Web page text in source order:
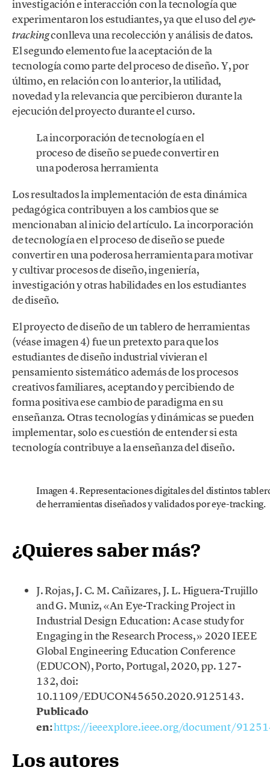
investigación e interacción con la tecnología que
experimentaron los estudiantes, ya que el uso deleye-
trackingconlleva una recolección y análisis de datos.
El segundo elemento fue la aceptación de la
tecnología como parte del proceso de diseño. Y, por
último, en relación con lo anterior, la utilidad,
novedad y la relevancia que percibieron durante la
ejecución del proyecto durante el curso.
La incorporación de tecnología en el
proceso de diseño se puede convertir en
una poderosa herramienta
Los resultados la implementación de esta dinámica
pedagógica contribuyen a los cambios que se
mencionaban al inicio del artículo. La incorporación
de tecnología en el proceso de diseño se puede
convertir en una poderosa herramienta para motivar
y cultivar procesos de diseño, ingeniería,
investigación y otras habilidades en los estudiantes
de diseño.
El proyecto de diseño de un tablero de herramientas
(véase imagen 4) fue un pretexto para que los
estudiantes de diseño industrial vivieran el
pensamiento sistemático además de los procesos
creativos familiares, aceptando y percibiendo de
forma positiva ese cambio de paradigma en su
enseñanza. Otras tecnologías y dinámicas se pueden
implementar, solo es cuestión de entender si esta
tecnología contribuye a la enseñanza del diseño.
Imagen 4. Representaciones digitales del distintos
de herramientas diseñados y validados por eye-tracking.
¿Quieres saber más?
J. Rojas, J. C. M. Cañizares, J. L. Higuera-Trujillo
and G. Muniz, «An Eye-Tracking Project in
Industrial Design Education: A case study for
Engaging in the Research Process,» 2020 IEEE
Global Engineering Education Conference
(EDUCON), Porto, Portugal, 2020, pp. 127-
132, doi:
10.1109/EDUCON45650.2020.9125143.
Publicado
en:https://ieeexplore.ieee.org/document/
Los autores